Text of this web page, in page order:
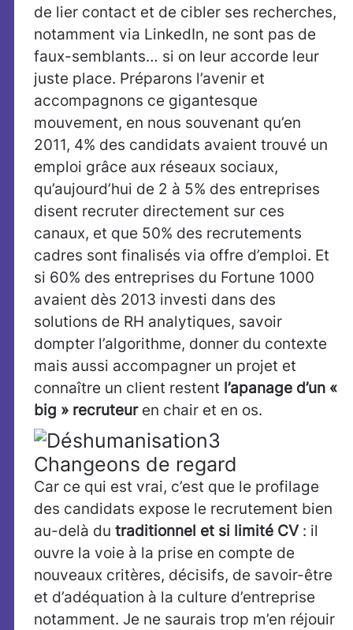
de lier contact et de cibler ses recherches,
notamment via LinkedIn, ne sont pas de
faux-semblants… si on leur accorde leur
juste place. Préparons l’avenir et
accompagnons ce gigantesque
mouvement, en nous souvenant qu’en
2011, 4% des candidats avaient trouvé un
emploi grâce aux réseaux sociaux,
qu’aujourd’hui de 2 à 5% des entreprises
disent recruter directement sur ces
canaux, et que 50% des recrutements
cadres sont finalisés via offre d’emploi. Et
si 60% des entreprises du Fortune 1000
avaient dès 2013 investi dans des
solutions de RH analytiques, savoir
dompter l’algorithme, donner du contexte
mais aussi accompagner un projet et
connaître un client restent l’apanage d’un «
big » recruteuren chair et en os.
Changeons de regard
Car ce qui est vrai, c’est que le profilage
des candidats expose le recrutement bien
au-delà du traditionnel et si limité CV: il
ouvre la voie à la prise en compte de
nouveaux critères, décisifs, de savoir-être
et d’adéquation à la culture d’entreprise
notamment. Je ne saurais trop m’en réjouir